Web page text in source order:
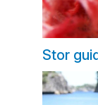
Stor